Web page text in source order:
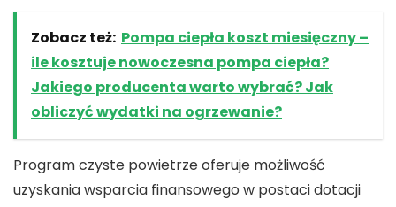
Zobacz też: Pompa ciepła koszt miesięczny –
ile kosztuje nowoczesna pompa ciepła?
Jakiego producenta warto wybrać? Jak
obliczyć wydatki na ogrzewanie?
Program czyste powietrzeoferuje możliwość
uzyskania wsparcia finansowego w postacidotacji